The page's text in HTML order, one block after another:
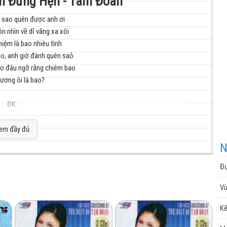
quên được anh ơi
nhìn về dĩ vãng xa xôi
là bao nhiêu tình
anh giờ đành quên saỏ
đâu ngỡ rằng chiêm bao
ôi là bao?
ĐK:
từ chiều phai cuối trời
nắm tay em buồn khẽ nói
mãi suốt đời nghe anh
và màu hoa sẽ phai
gian không ngủ trên môi
sẽ trắng như vôi
đầy đủ